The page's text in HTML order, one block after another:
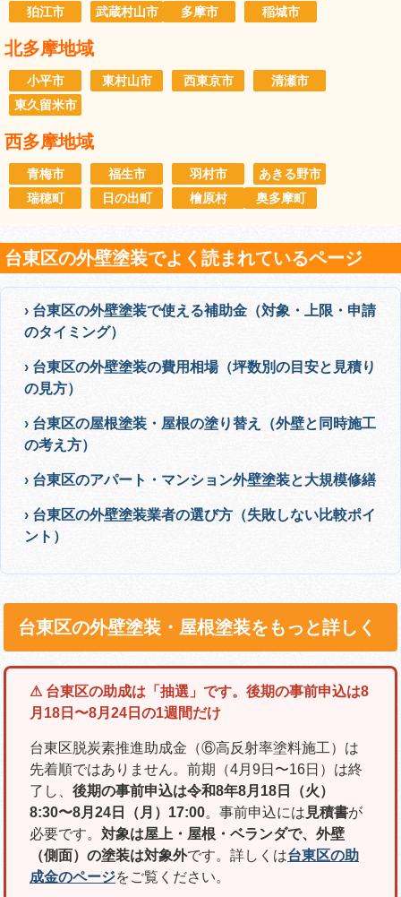
狛江市
武蔵村山市 多摩市 稲城市
北多摩地域
小平市 東村山市 西東京市
清瀬市
東久留米市
西多摩地域
青梅市 福生市 羽村市
あきる野市
瑞穂町
日の出町 檜原村 奥多摩町
台東区の外壁塗装でよく読まれているページ
› 台東区の外壁塗装で使える補助金（対象・上限・申請
のタイミング）
› 台東区の外壁塗装の費用相場（坪数別の目安と見積り
の見方）
› 台東区の屋根塗装・屋根の塗り替え（外壁と同時施工
の考え方）
› 台東区のアパート・マンション外壁塗装と大規模修繕
› 台東区の外壁塗装業者の選び方（失敗しない比較ポイ
ント）
台東区の外壁塗装・屋根塗装をもっと詳しく
⚠ 台東区の助成は「抽選」です。後期の事前申込は8
月18日〜8月24日の1週間だけ
台東区脱炭素推進助成金（⑥高反射率塗料施工）は
先着順ではありません。前期（4月9日〜16日）は終
了し、 後期の事前申込は令和8年8月18日（火）
8:30〜8月24日（月）17:00。事前申込には 見積書が
必要です。 対象は屋上・屋根・ベランダで、外壁
（側面）の塗装は対象外です。詳しくは台東区の助
成金のページをご覧ください。